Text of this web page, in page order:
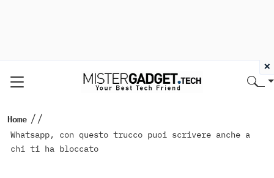
Home //
Whatsapp, con questo trucco puoi scrivere anche a
chi ti ha bloccato
×